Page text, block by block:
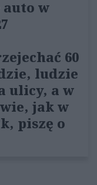
auto w
60
ludzie
ulicy, a w
jak w
piszę o